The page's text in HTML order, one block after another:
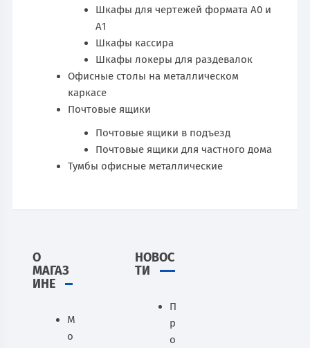
Шкафы для чертежей формата А0 и
А1
Шкафы кассира
Шкафы локеры для раздевалок
Офисные столы на металлическом
каркасе
Почтовые ящики
Почтовые ящики в подъезд
Почтовые ящики для частного дома
Тумбы офисные металлические
О
МАГАЗ
ИНЕ
М
о
НОВОС
ТИ
П
р
о